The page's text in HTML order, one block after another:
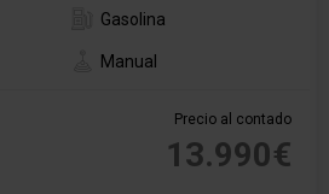
Gasolina
Manual
Precio al contado
13.990€